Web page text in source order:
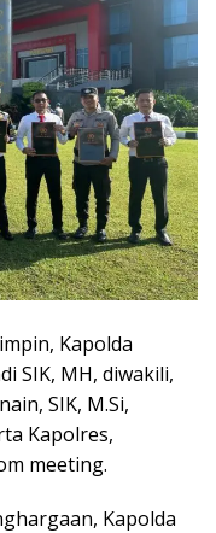
Kapolda
SIK, MH, diwakili,
SIK, M.Si,
Kapolres,
meeting.
Kapolda